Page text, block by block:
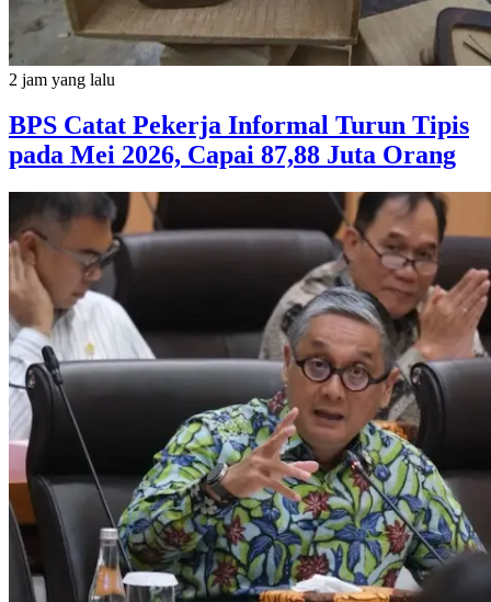
2 jam yang lalu
BPS Catat Pekerja Informal Turun Tipis
pada Mei 2026, Capai 87,88 Juta Orang